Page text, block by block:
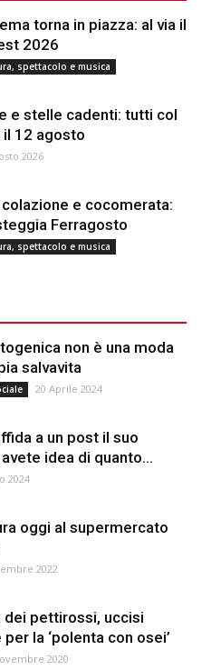
torna in piazza: al via il
2026
spettacolo e musica
e stelle cadenti: tutti col
il 12 agosto
2026
e cocomerata:
Ferragosto
spettacolo e musica
non è una moda
salvavita
20 Aprile 2024
a un post il suo
idea di quanto...
2024
oggi al supermercato
2022
dei pettirossi, uccisi
la ‘polenta con osei’
2020